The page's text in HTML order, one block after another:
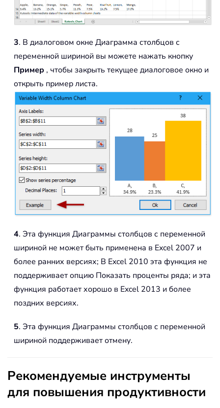
3. В диалоговом окне Диаграмма столбцов с
переменной шириной вы можете нажать кнопку
Пример , чтобы закрыть текущее диалоговое окно и
открыть пример листа.
4. Эта функция Диаграммы столбцов с переменной
шириной не может быть применена в Excel 2007 и
более ранних версиях; В Excel 2010 эта функция не
поддерживает опцию Показать проценты ряда; и эта
функция работает хорошо в Excel 2013 и более
поздних версиях.
5. Эта функция Диаграммы столбцов с переменной
шириной поддерживает отмену.
Рекомендуемые инструменты
для повышения продуктивности